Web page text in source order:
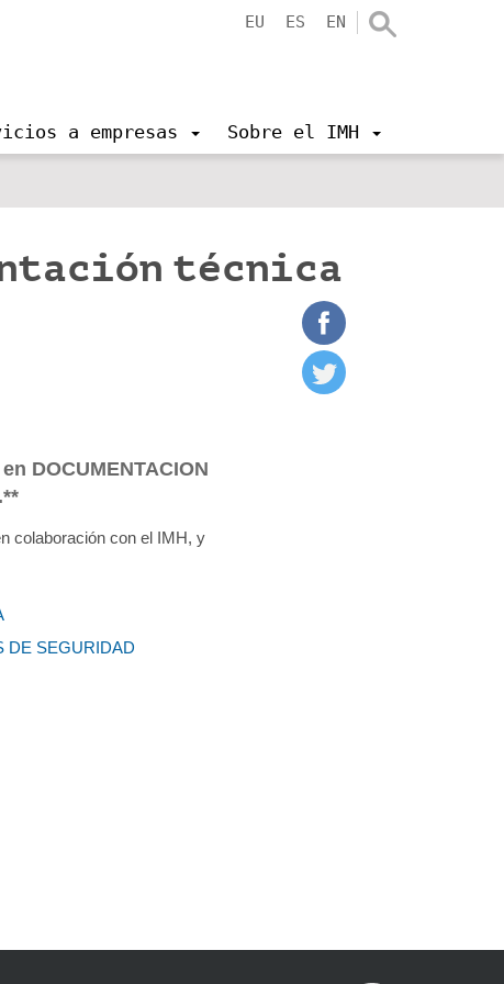
EU ES EN
a empresas Sobre el IMH
técnica
DOCUMENTACION
colaboración con el IMH, y
DE SEGURIDAD